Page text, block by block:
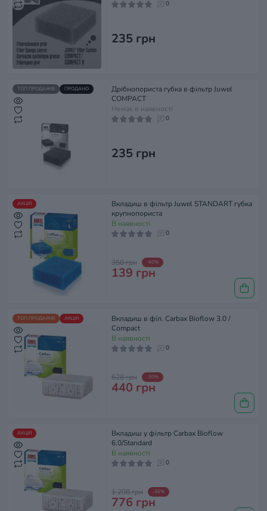
0
235 грн
ТОП ПРОДАЖІВ ПРОДАНО
Дрібнопориста губка в фільтр Juwel
COMPACT
Немає в наявності
0
235 грн
АКЦІЯ
Вкладиш в фільтр Juwel STANDART губка
крупнопориста
В наявності
0
350 грн -60%
139 грн
ТОП ПРОДАЖІВ АКЦІЯ
Вкладиш в філ. Carbax Bioflow 3.0 /
Compact
В наявності
0
628 грн -30%
440 грн
АКЦІЯ
Вкладиш у фільтр Carbax Bioflow
6.0/Standard
В наявності
0
1 208 грн -36%
776 грн